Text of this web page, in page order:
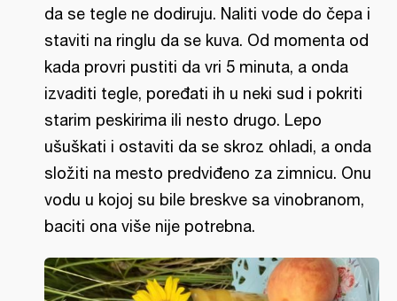
da se tegle ne dodiruju. Naliti vode do čepa i
staviti na ringlu da se kuva. Od momenta od
kada provri pustiti da vri 5 minuta, a onda
izvaditi tegle, poređati ih u neki sud i pokriti
starim peskirima ili nesto drugo. Lepo
ušuškati i ostaviti da se skroz ohladi, a onda
složiti na mesto predviđeno za zimnicu. Onu
vodu u kojoj su bile breskve sa vinobranom,
baciti ona više nije potrebna.